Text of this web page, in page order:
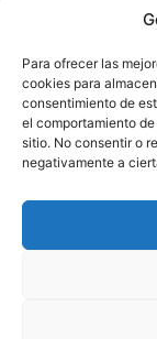
Para ofrecer las
cookies para
consentimiento de
el comportamiento
sitio. No consentir o
negativamente a
Política de